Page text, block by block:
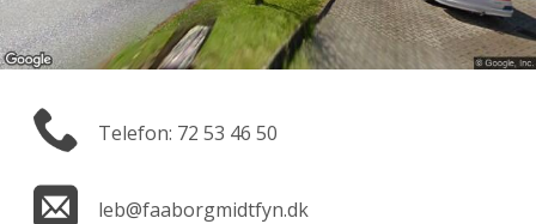
Telefon: 72 53 46 50
leb@faaborgmidtfyn.dk